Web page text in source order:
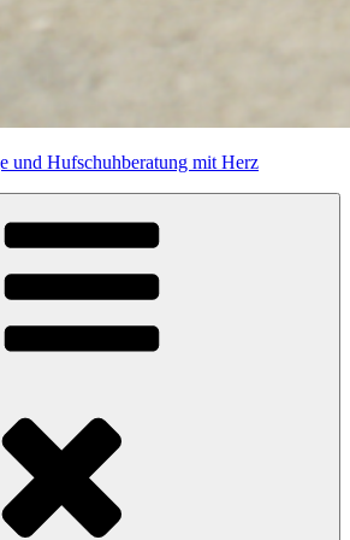
und Hufschuhberatung mit Herz